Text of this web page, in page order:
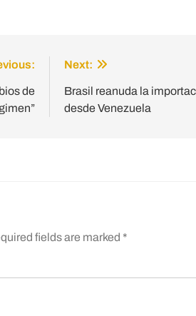
de
Next:
Brasil reanuda la
desde Venezuela
fields are marked *